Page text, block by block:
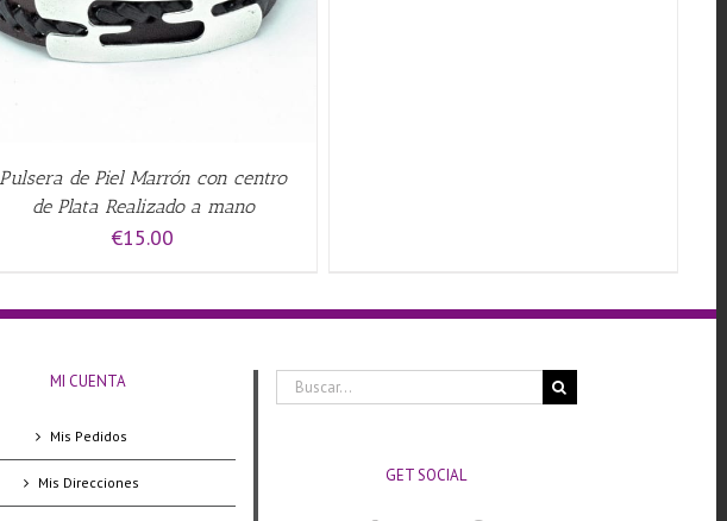
Pulsera de Piel Marrón con centro
de Plata Realizado a mano
€15.00
MI CUENTA
Mis Pedidos
Mis Direcciones
Buscar:
GET SOCIAL